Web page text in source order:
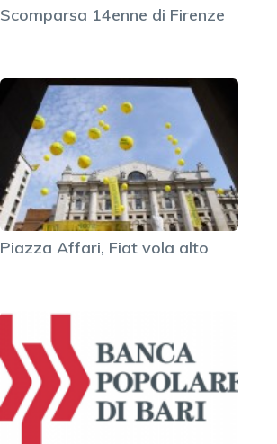
Scomparsa 14enne di Firenze
Piazza Affari, Fiat vola alto